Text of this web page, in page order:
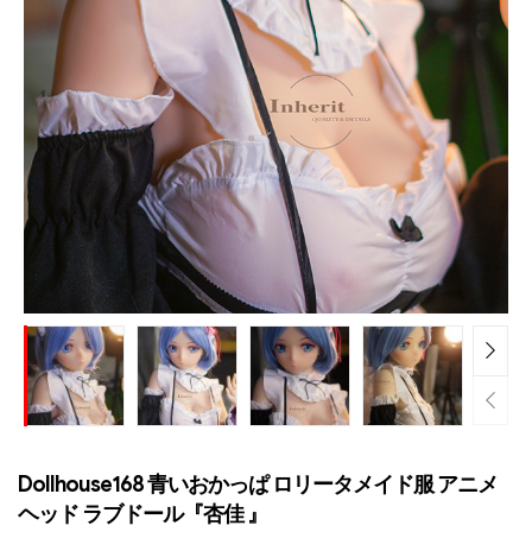
Dollhouse168 青いおかっぱ ロリータメイド服 アニメ
ヘッド ラブドール『杏佳 』